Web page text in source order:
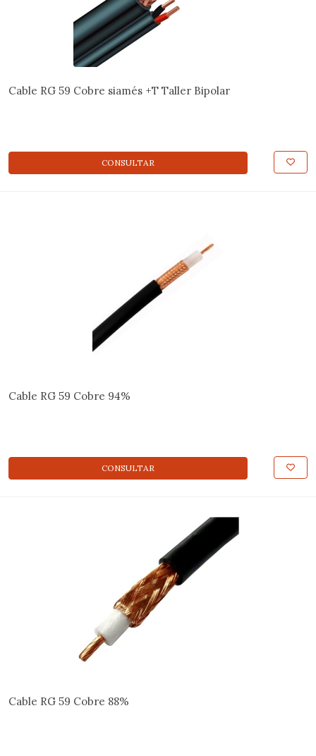
Cable RG 59 Cobre siamés +T Taller Bipolar
CONSULTAR
Cable RG 59 Cobre 94%
CONSULTAR
Cable RG 59 Cobre 88%